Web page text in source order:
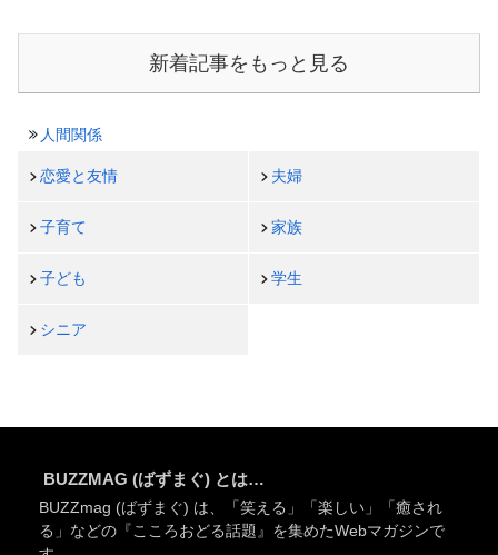
新着記事をもっと見る
人間関係
恋愛と友情 夫婦
子育て 家族
子ども 学生
シニア
BUZZMAG (ばずまぐ) とは…
BUZZmag (ばずまぐ) は、「笑える」「楽しい」「癒され
る」などの『こころおどる話題』を集めたWebマガジンで